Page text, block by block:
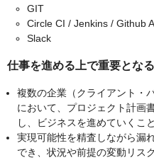
GIT
Circle CI / Jenkins / Github
Slack
仕事を進める上で重要とな
複数の企業（クライアント・
において、プロジェクト計画
し、ビジネスを進めていくこ
実現可能性を精査しながら漏
でき、状況や前提の変動リス